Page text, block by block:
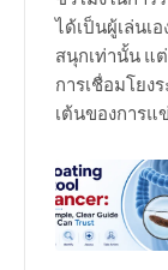
ได้เป็นผู้เล่นเ
สนุกเท่านั้น แ
การเชื่อมโยง
เต้นของการแ